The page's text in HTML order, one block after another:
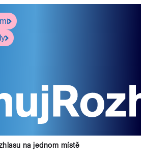
na jednom místě